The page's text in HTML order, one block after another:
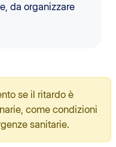
da organizzare
se il ritardo è
come condizioni
sanitarie.